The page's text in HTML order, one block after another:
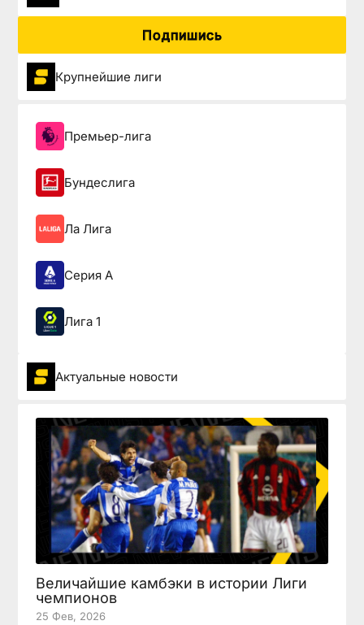
Подпишись
Крупнейшие лиги
Премьер-лига
Бундеслига
Ла Лига
Серия А
Лига 1
Актуальные новости
Величайшие камбэки в истории Лиги
чемпионов
25 Фев, 2026